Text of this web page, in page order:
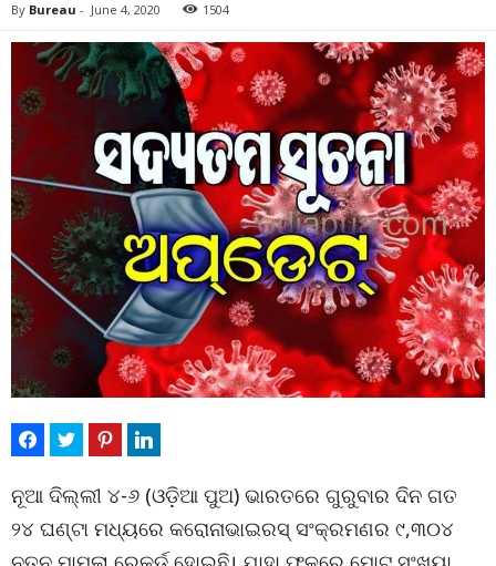
By Bureau - June 4, 2020 1504
ନୂଆ ଦିଲ୍ଲୀ ୪-୬ (ଓଡ଼ିଆ ପୁଅ) ଭାରତରେ ଗୁରୁବାର ଦିନ ଗତ
୨୪ ଘଣ୍ଟା ମଧ୍ୟରେ କରୋନାଭାଇରସ୍ ସଂକ୍ରମଣର ୯,୩୦୪